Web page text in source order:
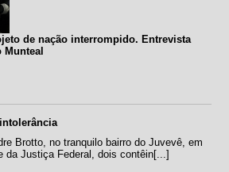
de nação interrompido. Entrevista
Munteal
Brotto, no tranquilo bairro do Juvevê, em
da Justiça Federal, dois contêin[...]